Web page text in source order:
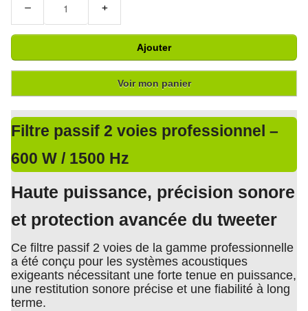
− +
Ajouter
Voir mon panier
Filtre passif 2 voies professionnel –
600 W / 1500 Hz
Haute puissance, précision sonore
et protection avancée du tweeter
Ce filtre passif 2 voies de la gamme professionnelle
a été conçu pour les systèmes acoustiques
exigeants nécessitant une forte tenue en puissance,
une restitution sonore précise et une fiabilité à long
terme.